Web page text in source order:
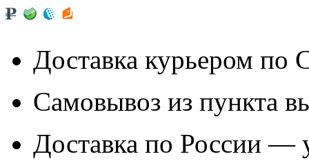
Доставка курьером
Самовывоз из пункта
Доставка по России —